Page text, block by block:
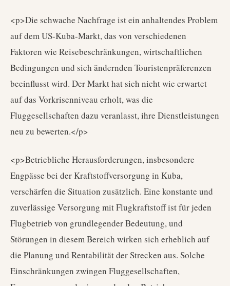
<p>Die schwache Nachfrage ist ein anhaltendes Problem
auf dem US-Kuba-Markt, das von verschiedenen
Faktoren wie Reisebeschränkungen, wirtschaftlichen
Bedingungen und sich ändernden Touristenpräferenzen
beeinflusst wird. Der Markt hat sich nicht wie erwartet
auf das Vorkrisenniveau erholt, was die
Fluggesellschaften dazu veranlasst, ihre Dienstleistungen
neu zu bewerten.</p>
<p>Betriebliche Herausforderungen, insbesondere
Engpässe bei der Kraftstoffversorgung in Kuba,
verschärfen die Situation zusätzlich. Eine konstante und
zuverlässige Versorgung mit Flugkraftstoff ist für jeden
Flugbetrieb von grundlegender Bedeutung, und
Störungen in diesem Bereich wirken sich erheblich auf
die Planung und Rentabilität der Strecken aus. Solche
Einschränkungen zwingen Fluggesellschaften,